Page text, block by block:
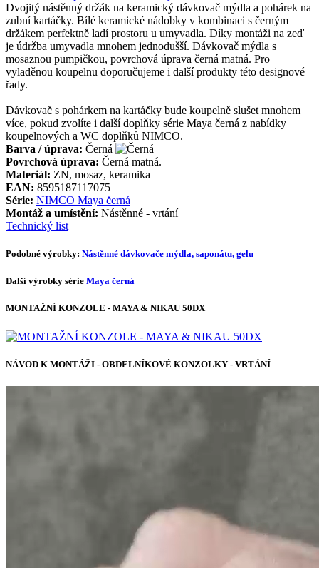
Dvojitý nástěnný držák na keramický dávkovač mýdla a pohárek na
zubní kartáčky. Bílé keramické nádobky v kombinaci s černým
držákem perfektně ladí prostoru u umyvadla. Díky montáži na zeď
je údržba umyvadla mnohem jednodušší. Dávkovač mýdla s
mosaznou pumpičkou, povrchová úprava černá matná. Pro
vyladěnou koupelnu doporučujeme i další produkty této designové
řady.
Dávkovač s pohárkem na kartáčky bude koupelně slušet mnohem
více, pokud zvolíte i další doplňky série Maya černá z nabídky
koupelnových a WC doplňků NIMCO.
Barva / úprava: Černá
Povrchová úprava: Černá matná.
Materiál: ZN, mosaz, keramika
EAN: 8595187117075
Série: NIMCO Maya černá
Montáž a umístění: Nástěnné - vrtání
Technický list
Podobné výrobky: Nástěnné dávkovače mýdla, saponátu, gelu
Další výrobky série Maya černá
MONTAŽNÍ KONZOLE - MAYA & NIKAU 50DX
NÁVOD K MONTÁŽI - OBDELNÍKOVÉ KONZOLKY - VRTÁNÍ